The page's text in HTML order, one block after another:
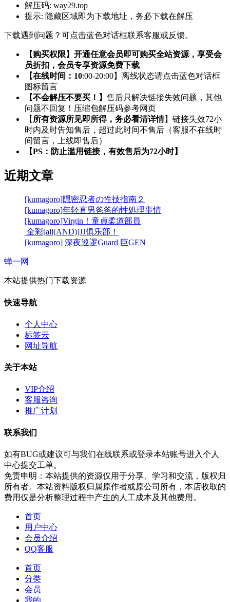
解压码: way29.top
提示: 隐藏区域即为下载地址，务必下载在解压
下载遇到问题？可点击蓝色对话框联系客服或反馈。
【购买权限】开通任意会员即可购买全站资源，享受会
员折扣，会员专享资源免费下载
【在线时间：10:00-20:00】离线状态请点击蓝色对话框
图标留言
【不会解压不要买！】 售后只解决链接失效问题，其他
问题不回复！压缩包解压码参考网页
【 所有资源所见即所得，务必看清详情】链接失效72小
时内及时告知售后，超过此时间不售后（客服不在线时
间留言，上线即售后）
【PS：防止滥用链接，有效售后为72小时】
近期文章
[kumagoro]隠密忍者の性技指南２
[kumagoro]年轻直男爸爸的性処理事情
[kumagoro]Virgin！童貞柔道部員
全彩[all(AND)]JJ俱乐部！
[kumagoro] 深夜巡逻Guard 巨GEN
蝉一网
本站提供热门下载资源
快速导航
个人中心
标签云
网址导航
关于本站
VIP介绍
客服咨询
推广计划
联系我们
如有BUG或建议可与我们在线联系或登录本站账号进入个人
中心提交工单。
免责申明：本站提供的资源仅用于分享、学习和交流，版权归
所有者。本站资料版权归属原作者或原公司所有，本店收取的
费用仅是分析整理过程中产生的人工成本及其他费用。
首页
用户中心
会员介绍
QQ客服
首页
分类
会员
我的